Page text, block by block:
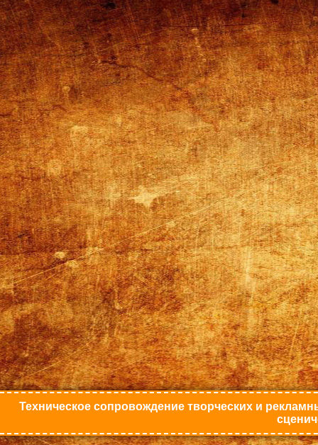
Техническое сопровождение творческих и